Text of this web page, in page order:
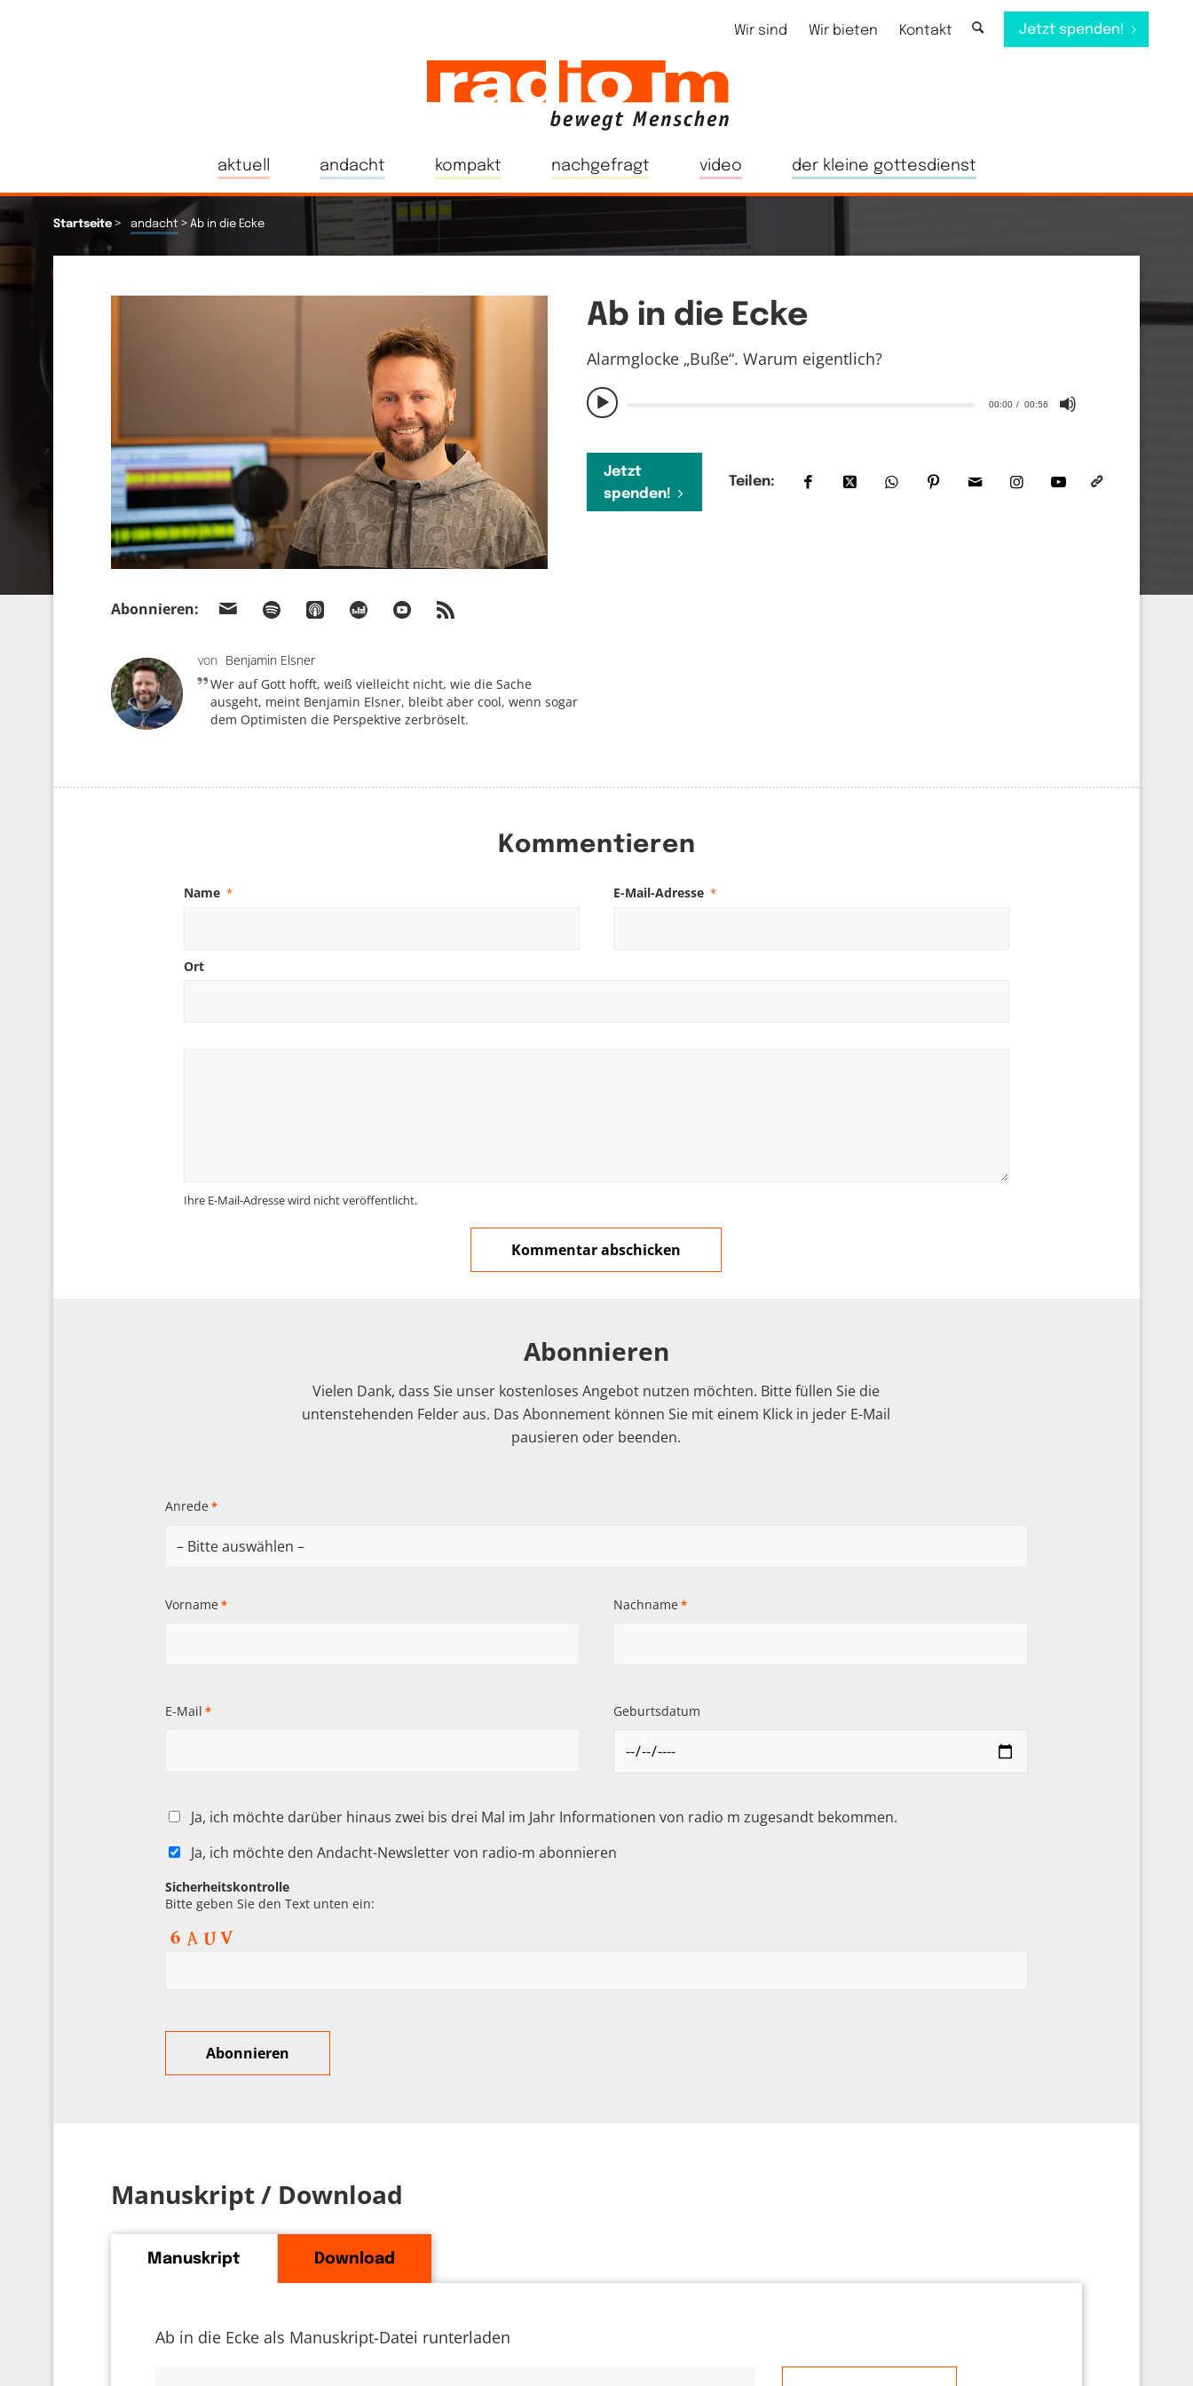
Wir sind Wir bieten Kontakt Jetzt spenden!
aktuell andacht kompakt nachgefragt video der kleine gottesdienst
Startseite > andacht > Ab in die Ecke
Abonnieren:
Ab in die Ecke
00:00 00:56
Alarmglocke „Buße“. Warum eigentlich?
Jetzt
spenden!
Teilen:
von Benjamin Elsner
Wer auf Gott hofft, weiß vielleicht nicht, wie die Sache
ausgeht, meint Benjamin Elsner, bleibt aber cool, wenn sogar
dem Optimisten die Perspektive zerbröselt.
Kommentieren
Name * E-Mail-Adresse *
Ort
Ihre E-Mail-Adresse wird nicht veröffentlicht.
Abonnieren
Vielen Dank, dass Sie unser kostenloses Angebot nutzen möchten. Bitte füllen Sie die
untenstehenden Felder aus. Das Abonnement können Sie mit einem Klick in jeder E-Mail
pausieren oder beenden.
Anrede *
Vorname * Nachname *
E-Mail * Geburtsdatum
Ja, ich möchte darüber hinaus zwei bis drei Mal im Jahr Informationen von radio m zugesandt bekommen.
Ja, ich möchte den Andacht-Newsletter von radio-m abonnieren
Sicherheitskontrolle
Bitte geben Sie den Text unten ein:
Manuskript / Download
Manuskript Download
Ab in die Ecke als Manuskript-Datei runterladen